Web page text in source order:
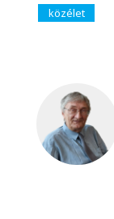
közélet